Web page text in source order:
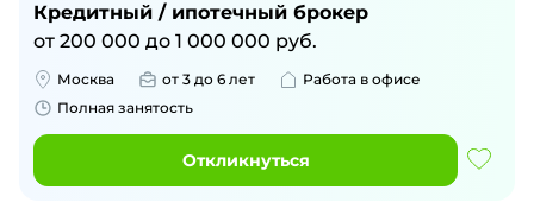
Кредитный / ипотечный брокер
от 200 000 до 1 000 000 руб.
Москва от 3 до 6 лет
Работа в офисе
Полная занятость
Откликнуться